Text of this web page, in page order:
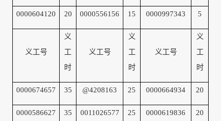
0000604120 20 0000556156 15 0000997343 5
义工号
义
工
时
义工号
义
工
时
义工号
义
工
时
0000674657 35 @4208163 25 0000664934 20
0000586627 35 0011026577 25 0000619836 20